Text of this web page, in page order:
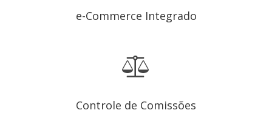
e-Commerce Integrado
Controle de Comissões